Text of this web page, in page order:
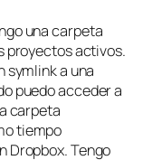
una carpeta
proyectos activos.
symlinka una
puedo acceder a
carpeta
tiempo
Dropbox. Tengo